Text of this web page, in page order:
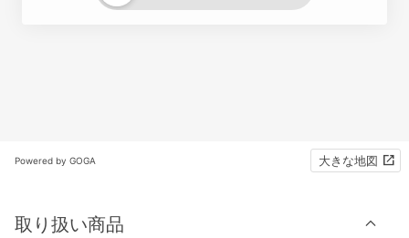
Powered by GOGA 大きな地図
取り扱い商品